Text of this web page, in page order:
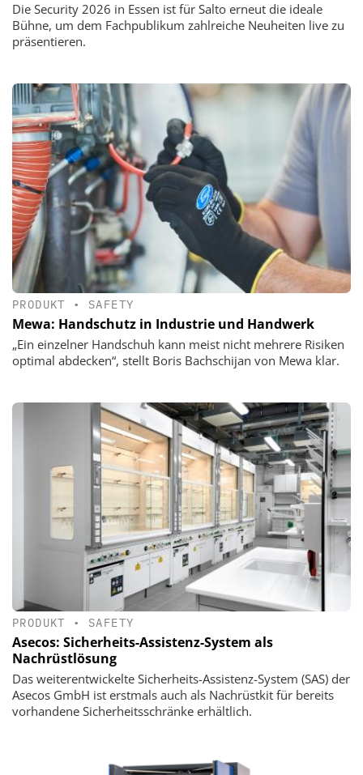
Die Security 2026 in Essen ist für Salto erneut die ideale
Bühne, um dem Fachpublikum zahlreiche Neuheiten live zu
präsentieren.
PRODUKT • SAFETY
Mewa: Handschutz in Industrie und Handwerk
„Ein einzelner Handschuh kann meist nicht mehrere Risiken
optimal abdecken“, stellt Boris Bachschijan von Mewa klar.
PRODUKT • SAFETY
Asecos: Sicherheits-Assistenz-System als
Nachrüstlösung
Das weiterentwickelte Sicherheits-Assistenz-System (SAS) der
Asecos GmbH ist erstmals auch als Nachrüstkit für bereits
vorhandene Sicherheitsschränke erhältlich.